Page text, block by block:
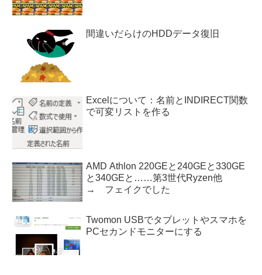
間違いだらけのHDDデータ復旧
Excelについて：名前とINDIRECT関数
で可変リストを作る
AMD Athlon 220GEと240GEと330GE
と340GEと……第3世代Ryzen他
→ フェイクでした
Twomon USBでタブレットやスマホを
PCセカンドモニターにする